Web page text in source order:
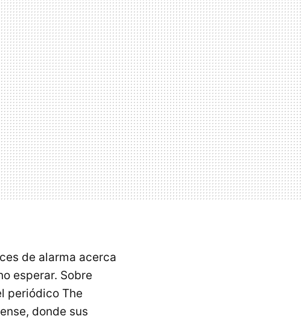
de alarma acerca
esperar. Sobre
periódico The
donde sus